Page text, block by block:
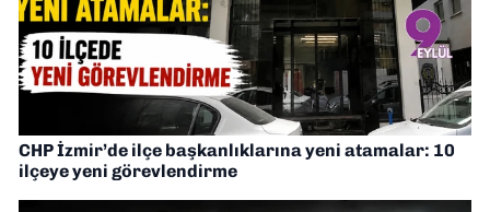
CHP İzmir’de ilçe başkanlıklarına yeni atamalar: 10
ilçeye yeni görevlendirme